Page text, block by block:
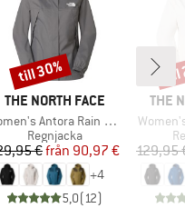
VARUMÄRKE
THE NORTH FACE
Antora Rain Jacket
Produktgrupp
Regnjacka
Pris
€ Reducerat pris
från 90,97 €
+4
5,0(12)
Rabatt
till 30%
THE
129,95